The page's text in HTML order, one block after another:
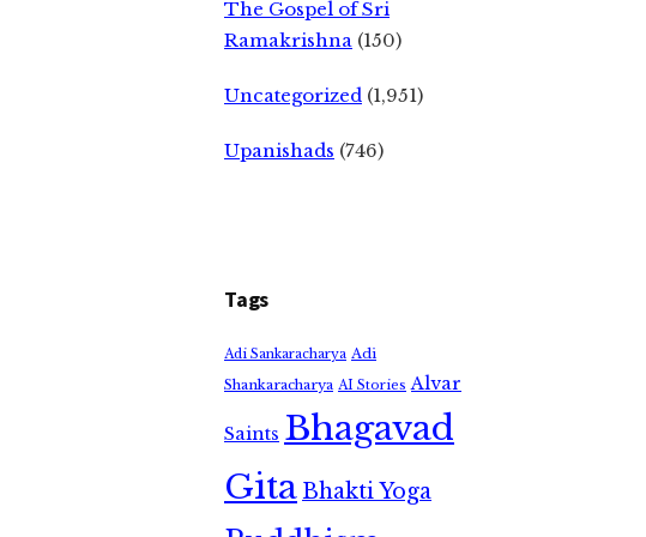
The Gospel of Sri
Ramakrishna (150)
Uncategorized (1,951)
Upanishads (746)
Tags
Adi Sankaracharya Adi
Shankaracharya AI Stories Alvar
Saints Bhagavad
GitaBhakti Yoga